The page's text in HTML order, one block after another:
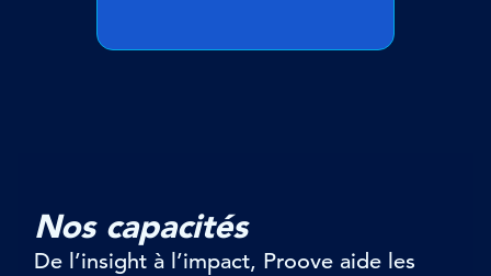
Nos capacités
De l’insight à l’impact, Proove aide les